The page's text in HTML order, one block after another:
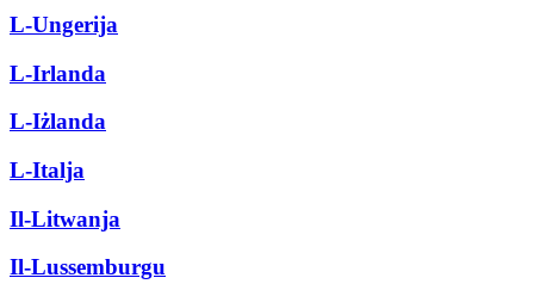
L-Ungerija
L-Irlanda
L-Iżlanda
L-Italja
Il-Litwanja
Il-Lussemburgu